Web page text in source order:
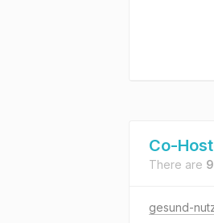
Co-
There are
gesund-